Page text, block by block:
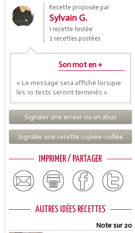
Recette proposée par
Sylvain G.
1 recette testée
2 recettes postées
Son mot en +
« Le message sera affiché lorsque
les 10 tests seront terminés »
Signaler une erreur ou un abus
Signaler une recette copiée-collée
IMPRIMER / PARTAGER
AUTRES IDÉES RECETTES
Note sur 20